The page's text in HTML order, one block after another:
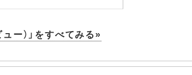
ュー）」をすべてみる»